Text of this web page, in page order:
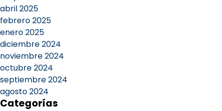
abril 2025
febrero 2025
enero 2025
diciembre 2024
noviembre 2024
octubre 2024
septiembre 2024
agosto 2024
Categorías